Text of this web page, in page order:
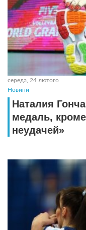
середа, 24 лютого
Новини
Наталия
медаль,
неудачей»